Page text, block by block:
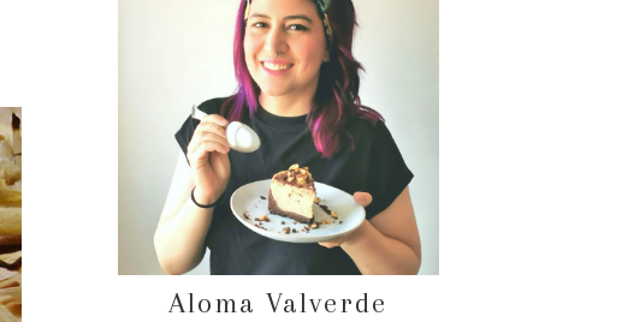
Aloma Valverde